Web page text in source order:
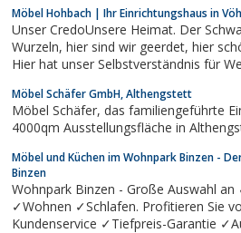
Möbel Hohbach | Ihr Einrichtungshaus in
Unser CredoUnsere Heimat. Der
Wurzeln, hier sind wir geerdet, hier schöpfen wir unsere Kraft.
Hier hat unser Selbstverständnis für
Möbel Schäfer GmbH, Althengstett
Möbel Schäfer, das familiengeführte Einrichtungshaus mit
4000qm Ausstellungsfläche in
Möbel und Küchen im Wohnpark Binzen -
Binzen
Wohnpark Binzen - Große Auswahl
✓Wohnen ✓Schlafen. Profitieren Sie
Kundenservice ✓Tiefpreis-Garantie